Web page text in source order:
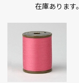
在庫あります。